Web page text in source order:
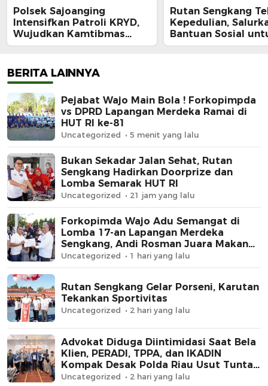
Polsek Sajoanging
Intensifkan Patroli KRYD,
Wujudkan Kamtibmas
yang Aman dan Kondusif
Rutan Sengkang
Kepedulian,
Bantuan Sosial
Keluarga Warga
BERITA LAINNYA
Pejabat Wajo Main Bola ! Forkopimpda
vs DPRD Lapangan Merdeka Ramai di
HUT RI ke-81
Uncategorized 5 menit yang lalu
Bukan Sekadar Jalan Sehat, Rutan
Sengkang Hadirkan Doorprize dan
Lomba Semarak HUT RI
Uncategorized 21 jam yang lalu
Forkopimda Wajo Adu Semangat di
Lomba 17-an Lapangan Merdeka
Sengkang, Andi Rosman Juara Makan
Krupuk
Uncategorized 1 hari yang lalu
Rutan Sengkang Gelar Porseni, Karutan
Tekankan Sportivitas
Uncategorized 2 hari yang lalu
Advokat Diduga Diintimidasi Saat Bela
Klien, PERADI, TPPA, dan IKADIN
Kompak Desak Polda Riau Usut Tuntas
Dugaan Premanisme
Uncategorized 2 hari yang lalu